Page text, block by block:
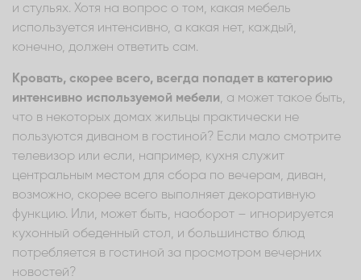
и стульях. Хотя на вопрос о том, какая мебель
используется интенсивно, а какая нет, каждый,
конечно, должен ответить сам.
Кровать, скорее всего, всегда попадет в категорию
интенсивно используемой мебели, а может такое быть,
что в некоторых домах жильцы практически не
пользуются диваном в гостиной? Если мало смотрите
телевизор или если, например, кухня служит
центральным местом для сбора по вечерам, диван,
возможно, скорее всего выполняет декоративную
функцию. Или, может быть, наоборот – игнорируется
кухонный обеденный стол, и большинство блюд
потребляется в гостиной за просмотром вечерних
новостей?